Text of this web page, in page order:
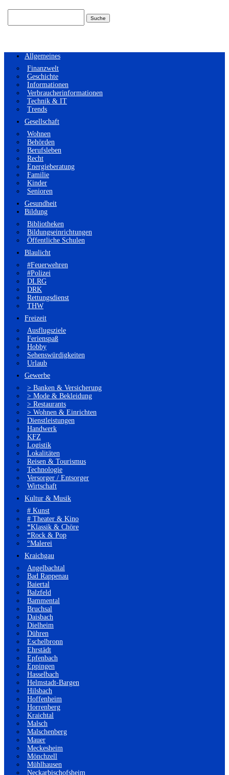
Allgemeines
Finanzwelt
Geschichte
Informationen
Verbraucherinformationen
Technik & IT
Trends
Gesellschaft
Wohnen
Behörden
Berufsleben
Recht
Energieberatung
Familie
Kinder
Senioren
Gesundheit
Bildung
Bibliotheken
Bildungseinrichtungen
Öffentliche Schulen
Blaulicht
#Feuerwehren
#Polizei
DLRG
DRK
Rettungsdienst
THW
Freizeit
Ausflugsziele
Ferienspaß
Hobby
Sehenswürdigkeiten
Urlaub
Gewerbe
> Banken & Versicherung
> Mode & Bekleidung
> Restaurants
> Wohnen & Einrichten
Dienstleistungen
Handwerk
KFZ
Logistik
Lokalitäten
Reisen & Tourismus
Technologie
Versorger / Entsorger
Wirtschaft
Kultur & Musik
# Kunst
# Theater & Kino
*Klassik & Chöre
*Rock & Pop
°Malerei
Kraichgau
Angelbachtal
Bad Rappenau
Baiertal
Balzfeld
Bammental
Bruchsal
Daisbach
Dielheim
Dühren
Eschelbronn
Ehrstädt
Epfenbach
Eppingen
Hasselbach
Helmstadt-Bargen
Hilsbach
Hoffenheim
Horrenberg
Kraichtal
Malsch
Malschenberg
Mauer
Meckesheim
Mönchzell
Mühlhausen
Neckarbischofsheim